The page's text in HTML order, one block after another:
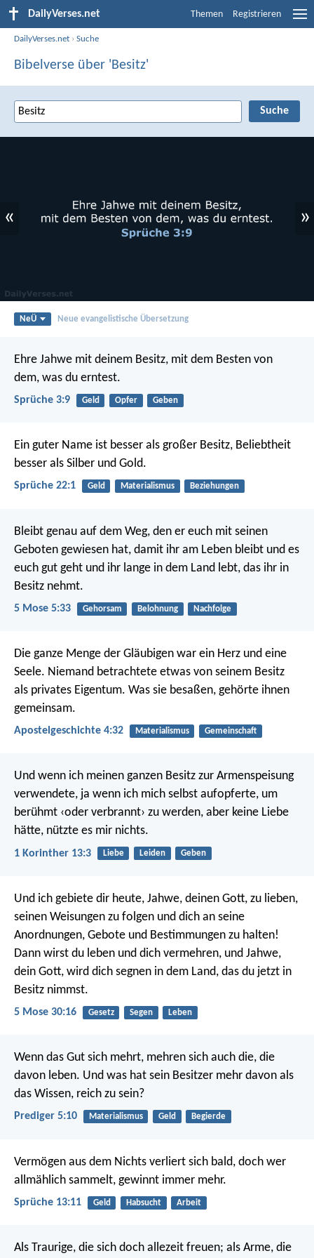
DailyVerses.net Themen Registrieren
DailyVerses.net ›Suche
Bibelverse über 'Besitz'
« »
NeÜ Neue evangelistische Übersetzung
Ehre Jahwe mit deinem Besitz, mit dem Besten von
dem, was du erntest.
Sprüche 3:9 Geld Opfer Geben
Ein guter Name ist besser als großer Besitz, Beliebtheit
besser als Silber und Gold.
Sprüche 22:1 Geld Materialismus Beziehungen
Bleibt genau auf dem Weg, den er euch mit seinen
Geboten gewiesen hat, damit ihr am Leben bleibt und es
euch gut geht und ihr lange in dem Land lebt, das ihr in
Besitz nehmt.
5 Mose 5:33 Gehorsam Belohnung Nachfolge
Die ganze Menge der Gläubigen war ein Herz und eine
Seele. Niemand betrachtete etwas von seinem Besitz
als privates Eigentum. Was sie besaßen, gehörte ihnen
gemeinsam.
Apostelgeschichte 4:32 Materialismus Gemeinschaft
Und wenn ich meinen ganzen Besitz zur Armenspeisung
verwendete, ja wenn ich mich selbst aufopferte, um
berühmt ‹oder verbrannt› zu werden, aber keine Liebe
hätte, nützte es mir nichts.
1 Korinther 13:3 Liebe Leiden Geben
Und ich gebiete dir heute, Jahwe, deinen Gott, zu lieben,
seinen Weisungen zu folgen und dich an seine
Anordnungen, Gebote und Bestimmungen zu halten!
Dann wirst du leben und dich vermehren, und Jahwe,
dein Gott, wird dich segnen in dem Land, das du jetzt in
Besitz nimmst.
5 Mose 30:16 Gesetz Segen Leben
Wenn das Gut sich mehrt, mehren sich auch die, die
davon leben. Und was hat sein Besitzer mehr davon als
das Wissen, reich zu sein?
Prediger 5:10 Materialismus Geld Begierde
Vermögen aus dem Nichts verliert sich bald, doch wer
allmählich sammelt, gewinnt immer mehr.
Sprüche 13:11 Geld Habsucht Arbeit
Als Traurige, die sich doch allezeit freuen; als Arme, die